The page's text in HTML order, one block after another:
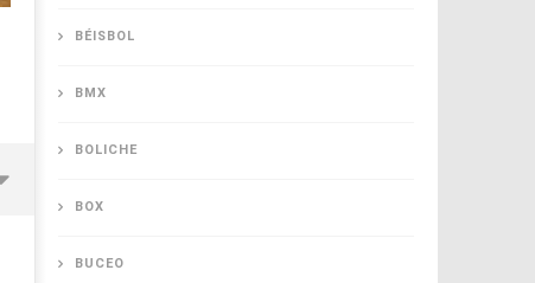
BÉISBOL
BMX
BOLICHE
BOX
BUCEO